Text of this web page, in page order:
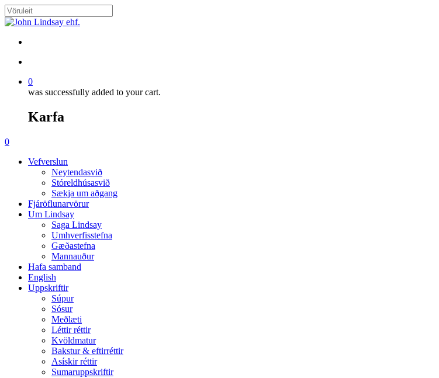
Skip
to
content
Close
0
was successfully added to your cart.
Karfa
Menu
search
account
0
Vefverslun
Neytendasvið
Stóreldhúsasvið
Sækja um aðgang
Fjáröflunarvörur
Um Lindsay
Saga Lindsay
Umhverfisstefna
Gæðastefna
Mannauður
Hafa samband
English
Uppskriftir
Súpur
Sósur
Meðlæti
Léttir réttir
Kvöldmatur
Bakstur & eftirréttir
Asískir réttir
Sumaruppskriftir